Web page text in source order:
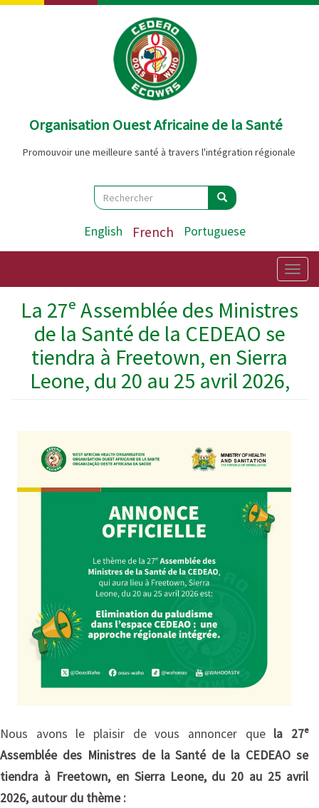
Aller
Organisation Ouest Africaine de la Santé
Promouvoir une meilleure santé à travers l'intégration régionale
Search
Rechercher Rechercher
English French Portuguese
La 27ᵉ Assemblée des Ministres
de la Santé de la CEDEAO se
tiendra à Freetown, en Sierra
Leone, du 20 au 25 avril 2026,
Nous avons le plaisir de vous annoncer que la 27ᵉ
Assemblée des Ministres de la Santé de la CEDEAO se
tiendra à Freetown, en Sierra Leone, du 20 au 25 avril
2026, autour du thème :